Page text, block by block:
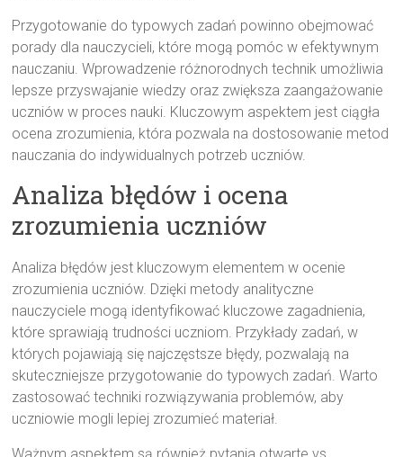
Przygotowanie do typowych zadań powinno obejmować
porady dla nauczycieli, które mogą pomóc w efektywnym
nauczaniu. Wprowadzenie różnorodnych technik umożliwia
lepsze przyswajanie wiedzy oraz zwiększa zaangażowanie
uczniów w proces nauki. Kluczowym aspektem jest ciągła
ocena zrozumienia, która pozwala na dostosowanie metod
nauczania do indywidualnych potrzeb uczniów.
Analiza błędów i ocena
zrozumienia uczniów
Analiza błędów jest kluczowym elementem w ocenie
zrozumienia uczniów. Dzięki metody analityczne
nauczyciele mogą identyfikować kluczowe zagadnienia,
które sprawiają trudności uczniom. Przykłady zadań, w
których pojawiają się najczęstsze błędy, pozwalają na
skuteczniejsze przygotowanie do typowych zadań. Warto
zastosować techniki rozwiązywania problemów, aby
uczniowie mogli lepiej zrozumieć materiał.